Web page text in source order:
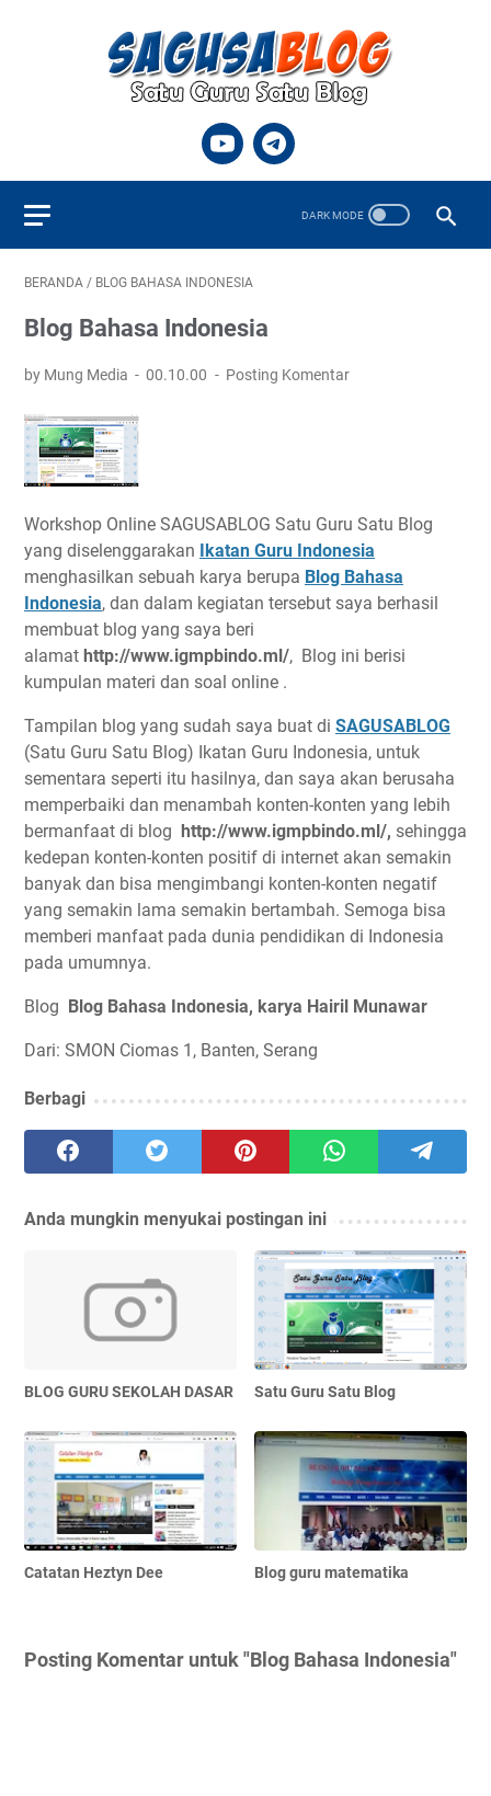
BERANDA / BLOG BAHASA INDONESIA
Blog Bahasa Indonesia
by Mung Media 00.10.00 Posting Komentar
Workshop Online SAGUSABLOG Satu Guru Satu Blog
yang diselenggarakan Ikatan Guru Indonesia
menghasilkan sebuah karya berupa Blog Bahasa
Indonesia, dan dalam kegiatan tersebut saya berhasil
membuat blog yang saya beri
alamat http://www.igmpbindo.ml/, Blog ini berisi
kumpulan materi dan soal online .
Tampilan blog yang sudah saya buat di SAGUSABLOG
(Satu Guru Satu Blog) Ikatan Guru Indonesia, untuk
sementara seperti itu hasilnya, dan saya akan berusaha
memperbaiki dan menambah konten-konten yang lebih
bermanfaat di blog http://www.igmpbindo.ml/, sehingga
kedepan konten-konten positif di internet akan semakin
banyak dan bisa mengimbangi konten-konten negatif
yang semakin lama semakin bertambah. Semoga bisa
memberi manfaat pada dunia pendidikan di Indonesia
pada umumnya.
Blog Blog Bahasa Indonesia, karya Hairil Munawar
Dari: SMON Ciomas 1, Banten, Serang
Berbagi
Anda mungkin menyukai postingan ini
BLOG GURU SEKOLAH DASAR Satu Guru Satu Blog
Catatan Heztyn Dee Blog guru matematika
Posting Komentar untuk "Blog Bahasa Indonesia"